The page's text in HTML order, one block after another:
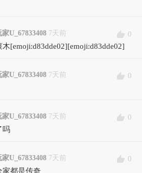
家U_67833408 7天前
0
[emoji:d83dde02][emoji:d83dde02]
家U_67833408 7天前
0
家U_67833408 7天前
0
吗
家U_67833408 7天前
0
家都是传奇